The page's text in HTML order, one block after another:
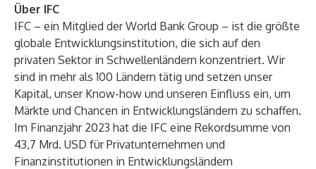
Über IFC
IFC – ein Mitglied der World Bank Group – ist die größte
globale Entwicklungsinstitution, die sich auf den
privaten Sektor in Schwellenländern konzentriert. Wir
sind in mehr als 100 Ländern tätig und setzen unser
Kapital, unser Know-how und unseren Einfluss ein, um
Märkte und Chancen in Entwicklungsländern zu schaffen.
Im Finanzjahr 2023 hat die IFC eine Rekordsumme von
43,7 Mrd. USD für Privatunternehmen und
Finanzinstitutionen in Entwicklungsländern